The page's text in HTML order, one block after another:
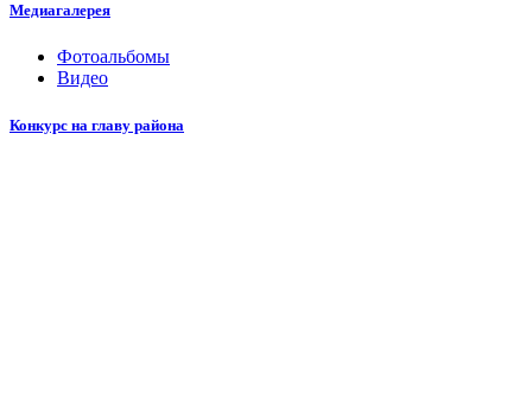
Медиагалерея
Фотоальбомы
Видео
Конкурс на главу района